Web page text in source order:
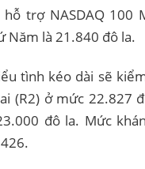
hỗ trợ NASDAQ
Năm là 21.840 đô la.
tình kéo dài sẽ
(R2) ở mức 22.827
đô la. Mức